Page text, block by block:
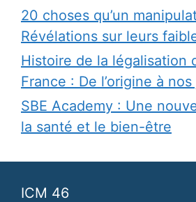
20 choses qu’un
Révélations sur leurs
Histoire de la légalisation
France : De l’origine à
SBE Academy : Une
la santé et le bien-être
ICM 46